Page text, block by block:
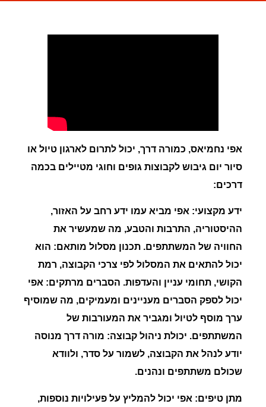
אפי נחמיאס, כמורה דרך, יכול לתרום לארגון טיול או
סיור יום גיבוש לקבוצות גופים וחוגי מטיילים בכמה
דרכים:
ידע מקצועי: אפי מביא עמו ידע רחב על האזור,
ההיסטוריה, התרבות והטבע, מה שמעשיר את
החוויה של המשתתפים. תכנון מסלול מותאם: הוא
יכול להתאים את המסלול לפי צרכי הקבוצה, רמת
הקושי, תחומי עניין והעדפות. הסברים מרתקים: אפי
יכול לספק הסברים מעניינים ומעמיקים, מה שמוסיף
ערך מוסף לטיול ומגביר את המעורבות של
המשתתפים. יכולת ניהול קבוצה: מורה דרך מנוסה
יודע לנהל את הקבוצה, לשמור על סדר, ולוודא
שכולם משתתפים ונהנים.
מתן טיפים: אפי יכול להמליץ על פעילויות נוספות,